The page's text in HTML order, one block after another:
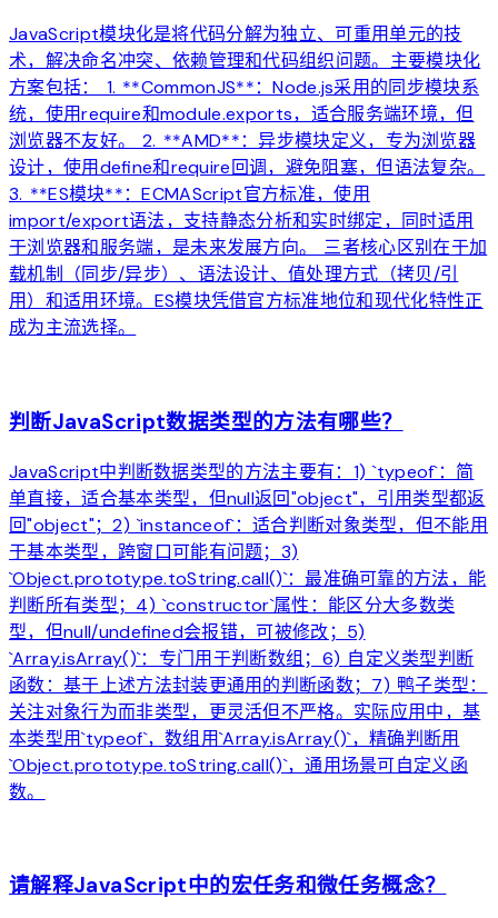
JavaScript模块化是将代码分解为独立、可重用单元的技
术，解决命名冲突、依赖管理和代码组织问题。主要模块化
方案包括： 1. **CommonJS**：Node.js采用的同步模块系
统，使用require和module.exports，适合服务端环境，但
浏览器不友好。 2. **AMD**：异步模块定义，专为浏览器
设计，使用define和require回调，避免阻塞，但语法复杂。
3. **ES模块**：ECMAScript官方标准，使用
import/export语法，支持静态分析和实时绑定，同时适用
于浏览器和服务端，是未来发展方向。 三者核心区别在于加
载机制（同步/异步）、语法设计、值处理方式（拷贝/引
用）和适用环境。ES模块凭借官方标准地位和现代化特性正
成为主流选择。
判断JavaScript数据类型的方法有哪些？
JavaScript中判断数据类型的方法主要有：1) `typeof`：简
单直接，适合基本类型，但null返回"object"，引用类型都返
回"object"；2) `instanceof`：适合判断对象类型，但不能用
于基本类型，跨窗口可能有问题；3)
`Object.prototype.toString.call()`：最准确可靠的方法，能
判断所有类型；4) `constructor`属性：能区分大多数类
型，但null/undefined会报错，可被修改；5)
`Array.isArray()`：专门用于判断数组；6) 自定义类型判断
函数：基于上述方法封装更通用的判断函数；7) 鸭子类型：
关注对象行为而非类型，更灵活但不严格。实际应用中，基
本类型用`typeof`，数组用`Array.isArray()`，精确判断用
`Object.prototype.toString.call()`，通用场景可自定义函
数。
请解释JavaScript中的宏任务和微任务概念？